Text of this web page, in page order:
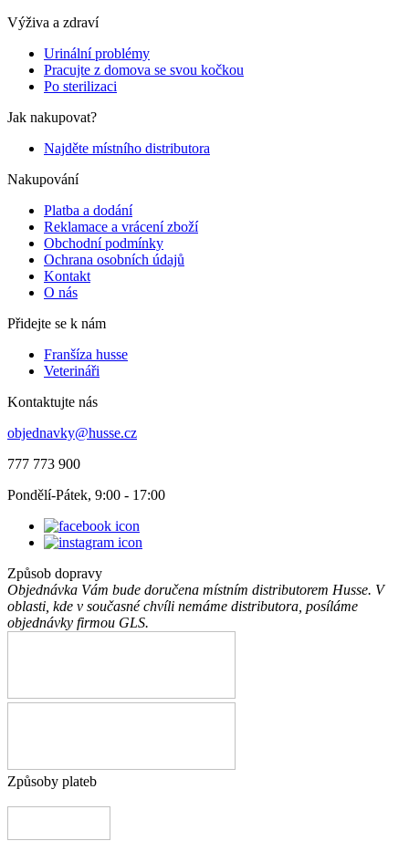
Výživa a zdraví
Urinální problémy
Pracujte z domova se svou kočkou
Po sterilizaci
Jak nakupovat?
Najděte místního distributora
Nakupování
Platba a dodání
Reklamace a vrácení zboží
Obchodní podmínky
Ochrana osobních údajů
Kontakt
O nás
Přidejte se k nám
Franšíza husse
Veterináři
Kontaktujte nás
objednavky@husse.cz
777 773 900
Pondělí-Pátek, 9:00 - 17:00
Způsob dopravy
Objednávka Vám bude doručena místním distributorem Husse. V
oblasti, kde v současné chvíli nemáme distributora, posíláme
objednávky firmou GLS.
Způsoby plateb